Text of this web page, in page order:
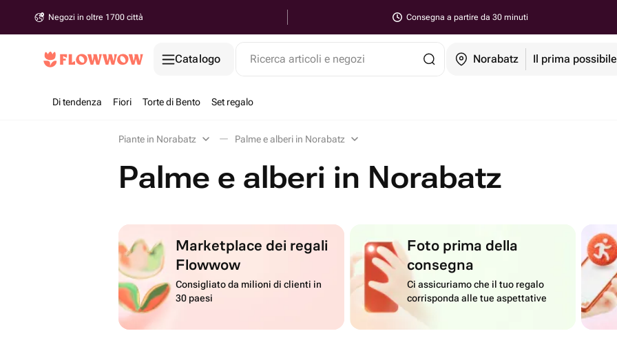
Negozi in oltre 1700 città Consegna a partire da 30 minuti
Catalogo Ricerca articoli e negozi Norabatz Il prima possibile
Di tendenza Fiori Torte di Bento Set regalo
Piante in Norabatz Palme e alberi in Norabatz
Palme e alberi in Norabatz
Marketplace dei regali
Flowwow
Consigliato da milioni di clienti in
30 paesi
Foto prima della
consegna
Ci assicuriamo che il tuo regalo
corrisponda alle tue aspettative